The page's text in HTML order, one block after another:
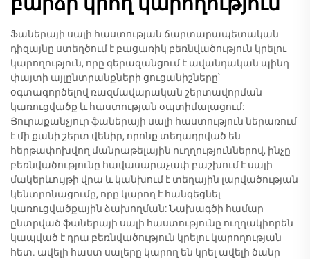
Ֆաներայի սալի հաստության ճարտարապետական
դիզայնը ստեղծում է բացառիկ բեռնվածություն կրելու
կարողություն, որը գերազանցում է ավանդական պինդ
փայտի այլընտրանքների ցուցանիշները՝
օգտագործելով ռազմավարական շերտավորման
կառուցվածք և հաստության օպտիմալացում:
Յուրաքանչյուր ֆաներայի սալի հաստություն ներառում
է մի քանի շերտ վենիր, որոնք տեղադրված են
հերթափոխվող մանրաթելային ուղղություններով, ինչը
բեռնվածությունը հավասարաչափ բաշխում է սալի
մակերևույթի վրա և կանխում է տեղային լարվածության
կենտրոնացումը, որը կարող է հանգեցնել
կառուցվածքային ձախողման: Նախագծի համար
ընտրված ֆաներայի սալի հաստությունը ուղղակիորեն
կապված է դրա բեռնվածություն կրելու կարողության
հետ. ավելի հաստ սալերը կարող են կրել ավելի ծանր